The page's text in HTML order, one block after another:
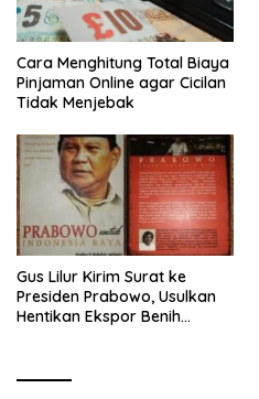
Cara Menghitung Total Biaya
Pinjaman Online agar Cicilan
Tidak Menjebak
Gus Lilur Kirim Surat ke
Presiden Prabowo, Usulkan
Hentikan Ekspor Benih